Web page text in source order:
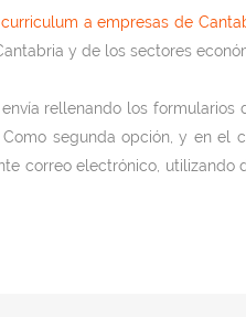
a empresas de
y de los sectores
rellenando los
segunda opción, y en el
correo electrónico, utilizando